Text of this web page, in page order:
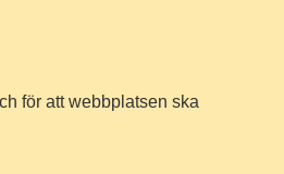
för att webbplatsen ska